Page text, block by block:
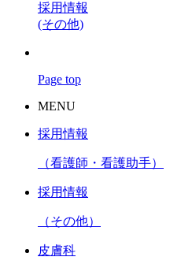
採用情報
(その他)
Page top
MENU
採用情報
（看護師・看護助手）
採用情報
（その他）
皮膚科